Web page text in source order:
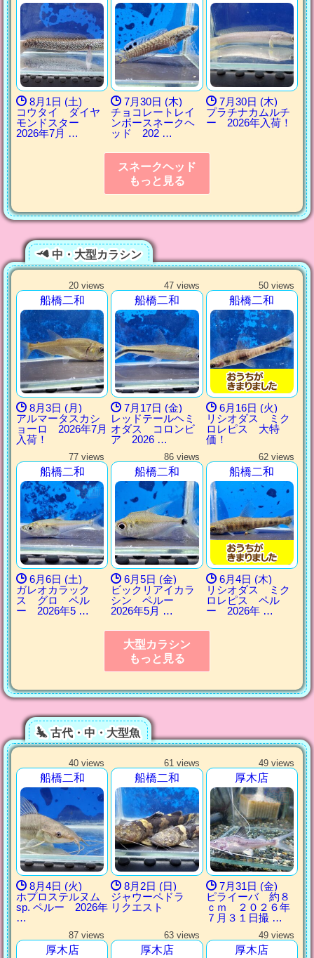
8月1日 (土)
コウタイ ダイヤ
モンドスター
2026年7月 …
7月30日 (木)
チョコレートレイ
ンボースネークヘ
ッド 202 …
7月30日 (木)
プラチナカムルチ
ー 2026年入荷！
スネークヘッド
もっと見る
中・大型カラシン
20 views
船橋二和
8月3日 (月)
アルマータスカシ
ョーロ 2026年7月
入荷！
47 views
船橋二和
7月17日 (金)
レッドテールヘミ
オダス コロンビ
ア 2026 …
50 views
船橋二和
6月16日 (火)
リシオダス ミク
ロレピス 大特
価！
77 views
船橋二和
6月6日 (土)
ガレオカラック
ス グロ ペル
ー 2026年5 …
86 views
船橋二和
6月5日 (金)
ビックリアイカラ
シン ペルー
2026年5月 …
62 views
船橋二和
6月4日 (木)
リシオダス ミク
ロレピス ペル
ー 2026年 …
大型カラシン
もっと見る
古代・中・大型魚
40 views
船橋二和
8月4日 (火)
ホプロステルヌム
sp. ペルー 2026年
…
61 views
船橋二和
8月2日 (日)
ジャウーペドラ
リクエスト
49 views
厚木店
7月31日 (金)
ピライーバ 約８
ｃｍ ２０２６年
７月３１日撮 …
87 views
厚木店
63 views
厚木店
49 views
厚木店